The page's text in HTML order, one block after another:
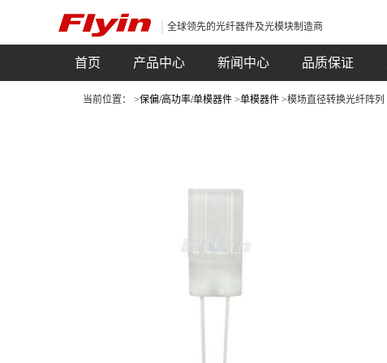
全球领先的光纤器件及光模块制造商
首页 产品中心 新闻中心 品质保证
当前位置： >保偏/高功率/单模器件 >单模器件 >模场直径转换光纤阵列